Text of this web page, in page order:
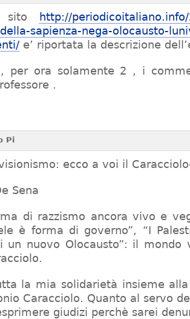
sito
http://
sapienza-nega-olocausto-
e’ riportata la descrizione
per ora solamente 2 , i
.
Pi
ecco a voi il
Sena
di razzismo ancora vivo e
è forma di governo”, “I
un nuovo Olocausto”: il mondo
la mia solidarietà insieme
Caracciolo. Quanto al servo
giudizi perchè sarei